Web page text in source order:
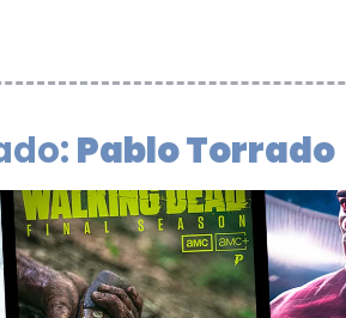
Pablo Torrado